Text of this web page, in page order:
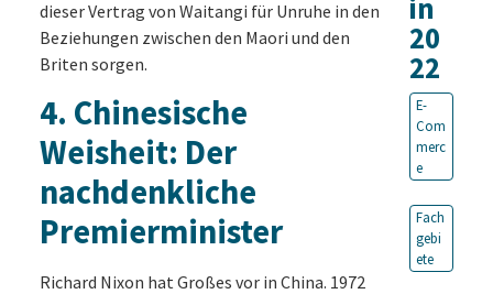
dieser Vertrag von Waitangi für Unruhe in den
Beziehungen zwischen den Maori und den
Briten sorgen.
4. Chinesische
Weisheit: Der
nachdenkliche
Premierminister
Richard Nixon hat Großes vor in China. 1972
in
20
22
E-
Com
merc
e
Fach
gebi
ete